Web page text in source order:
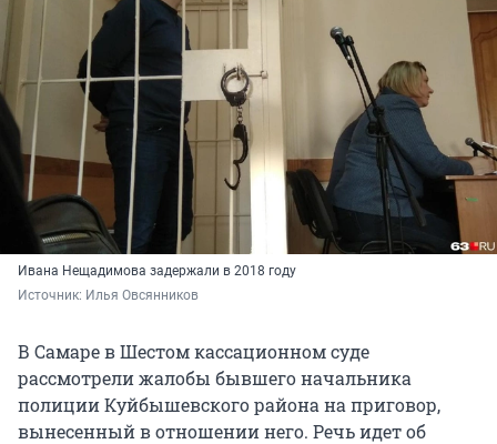
Ивана Нещадимова задержали в 2018 году
Источник: Илья Овсянников
В Самаре в Шестом кассационном суде
рассмотрели жалобы бывшего начальника
полиции Куйбышевского района на приговор,
вынесенный в отношении него. Речь идет об